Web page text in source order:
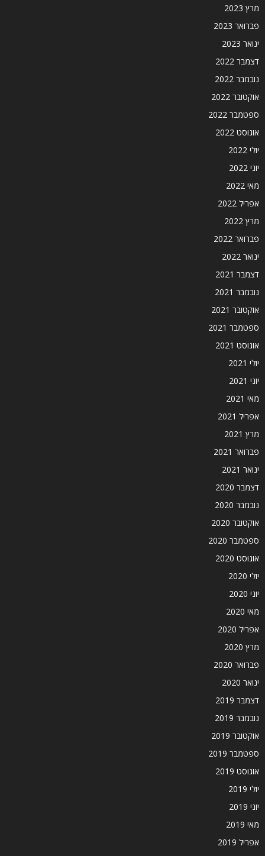
מרץ 2023
פברואר 2023
ינואר 2023
דצמבר 2022
נובמבר 2022
אוקטובר 2022
ספטמבר 2022
אוגוסט 2022
יולי 2022
יוני 2022
מאי 2022
אפריל 2022
מרץ 2022
פברואר 2022
ינואר 2022
דצמבר 2021
נובמבר 2021
אוקטובר 2021
ספטמבר 2021
אוגוסט 2021
יולי 2021
יוני 2021
מאי 2021
אפריל 2021
מרץ 2021
פברואר 2021
ינואר 2021
דצמבר 2020
נובמבר 2020
אוקטובר 2020
ספטמבר 2020
אוגוסט 2020
יולי 2020
יוני 2020
מאי 2020
אפריל 2020
מרץ 2020
פברואר 2020
ינואר 2020
דצמבר 2019
נובמבר 2019
אוקטובר 2019
ספטמבר 2019
אוגוסט 2019
יולי 2019
יוני 2019
מאי 2019
אפריל 2019